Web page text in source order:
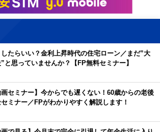
したらいい？金利上昇時代の住宅ローン／まだ”大
と思っていませんか？【FP無料セミナー】
画セミナー】今からでも遅くない！60歳からの老後
セミナー／FPがわかりやすく解説します！